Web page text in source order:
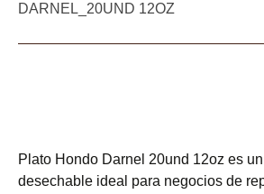
DARNEL_20UND 12OZ
Plato Hondo Darnel 20und 12oz es
desechable ideal para negocios de